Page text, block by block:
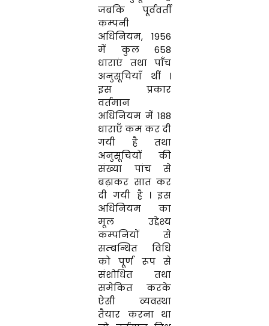
जबकिपूर्ववर्ती
कम्पनी
अधिनियम,1956
में कुल658
धाराएं तथापाँच
अनुसूचियाँ थीं ।
इसप्रकार
वर्तमान
अधिनियममें188
धाराएँ कम करदी
गयी हैतथा
अनुसूचियोंकी
संख्या पांचसे
बढ़ाकर सातकर
दीगयी है ।इस
अधिनियम का
मूलउद्देश्य
कम्पनियोंसे
सम्बन्धितविधि
कोपूर्ण रूपसे
संशोधिततथा
समेकितकरके
ऐसी व्यवस्था
तैयार करना था